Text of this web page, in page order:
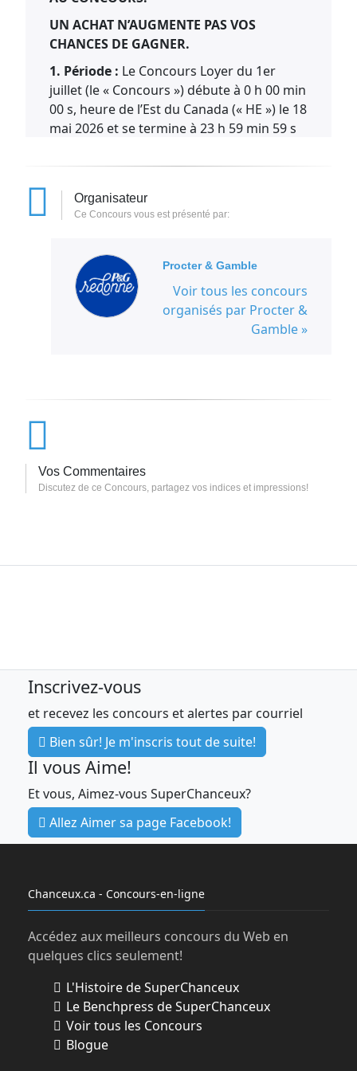
UN ACHAT N’AUGMENTE PAS VOS
CHANCES DE GAGNER.
1. Période : Le Concours Loyer du 1er
juillet (le « Concours ») débute à 0 h 00 min
00 s, heure de l’Est du Canada (« HE ») le 18
mai 2026 et se termine à 23 h 59 min 59 s
concours »).
2. Admissibilité :
uniquement aux résidents légaux du
au dernier jour du mois précédant la date
de participation et qui louent une maison,
un appartement, un condo, une maison de
ville ou une maison mobile au 17 mai 2026.
Les employés de Procter & Gamble Inc. (le
publicité, de promotion et d’évaluation
(conjoints, parents, enfants, frères et
N’EST REQUIS pour participer au
Concours. Un achat n’augmente pas vos
chances de gagner. a.)Participer en ligne :
vous pouvez participer au Concours en
visitant le
https://pgbrandsaver.ca/fr/inscrivez-
vous/GainConcourspour vous inscrire ou
vous connecter à votre compte P&G
Redonne et remplir le formulaire
L’inscription au programme P&G redonne
est gratuite. Limite d’une (1) participation
en ligne par personne ou adresse courriel
au moyen de la méthode de participation
en ligne. b.)
pouvez obtenir une participation au
Concours sans vous inscrire à P&G
Redonne en inscrivant à la main votre nom
complet, votre adresse, votre ville, votre
Organisateur
Ce Concours vous est présenté par:
Procter & Gamble
Voir tous les concours
organisés par Procter &
Gamble »
Vos Commentaires
Discutez de ce Concours, partagez vos indices et impressions!
Inscrivez-vous
et recevez les concours et alertes par courriel
Bien sûr! Je m'inscris tout de suite!
Il vous Aime!
Et vous, Aimez-vous SuperChanceux?
Allez Aimer sa page Facebook!
Chanceux.ca - Concours-en-ligne
Accédez aux meilleurs concours du Web en
quelques clics seulement!
L'Histoire de SuperChanceux
Le Benchpress de SuperChanceux
Voir tous les Concours
Blogue